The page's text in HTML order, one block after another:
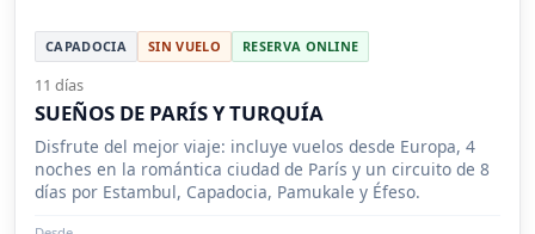
CAPADOCIA SIN VUELO RESERVA ONLINE
11 días
SUEÑOS DE PARÍS Y TURQUÍA
Disfrute del mejor viaje: incluye vuelos desde Europa, 4
noches en la romántica ciudad de París y un circuito de 8
días por Estambul, Capadocia, Pamukale y Éfeso.